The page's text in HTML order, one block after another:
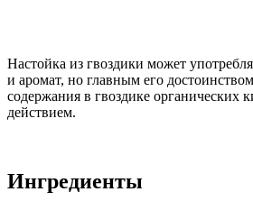
Настойка из гвоздики может
и аромат, но главным его
содержания в гвоздике
действием.
Ингредиенты